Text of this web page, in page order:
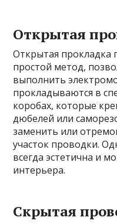
Открытая
Открытая прокладка
простой метод,
выполнить
прокладываются в
коробах, которые
дюбелей или
заменить или
участок проводки.
всегда эстетична и
интерьера.
Скрытая